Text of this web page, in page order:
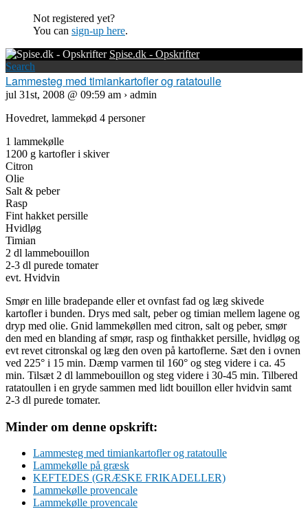
Not registered yet?
You can sign-up here.
Spise.dk - Opskrifter
Search
Lammesteg med timiankartofler og ratatoulle
jul 31st, 2008 @ 09:59 am › admin
Hovedret, lammekød 4 personer
1 lammekølle
1200 g kartofler i skiver
Citron
Olie
Salt & peber
Rasp
Fint hakket persille
Hvidløg
Timian
2 dl lammebouillon
2-3 dl purede tomater
evt. Hvidvin
Smør en lille bradepande eller et ovnfast fad og læg skivede
kartofler i bunden. Drys med salt, peber og timian mellem lagene og
dryp med olie. Gnid lammekøllen med citron, salt og peber, smør
den med en blanding af smør, rasp og finthakket persille, hvidløg og
evt revet citronskal og læg den oven på kartoflerne. Sæt den i ovnen
ved 225° i 15 min. Dæmp varmen til 160° og steg videre i ca. 45
min. Tilsæt 2 dl lammebouillon og steg videre i 30-45 min. Tilbered
ratatoullen i en gryde sammen med lidt bouillon eller hvidvin samt
2-3 dl purede tomater.
Minder om denne opskrift:
Lammesteg med timiankartofler og ratatoulle
Lammekølle på græsk
KEFTEDES (GRÆSKE FRIKADELLER)
Lammekølle provencale
Lammekølle provencale